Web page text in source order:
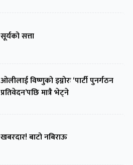
सूर्यको सत्ता
ओलीलाई विष्णुको इग्नोरः ‘पार्टी पुनर्गठन
प्रतिवेदन’पछि मात्रै भेट्ने
खबरदार! बाटो नबिराऊ